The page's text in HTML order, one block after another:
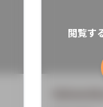
閲覧す